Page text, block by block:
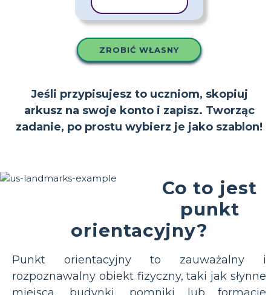
ZROBIĆ WŁASNY
Jeśli przypisujesz to uczniom, skopiuj
arkusz na swoje konto i zapisz. Tworząc
zadanie, po prostu wybierz je jako szablon!
Co to jest
punkt
orientacyjny?
Punkt orientacyjny to zauważalny i
rozpoznawalny obiekt fizyczny, taki jak słynne